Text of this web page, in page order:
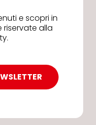
e scopri in
riservate alla